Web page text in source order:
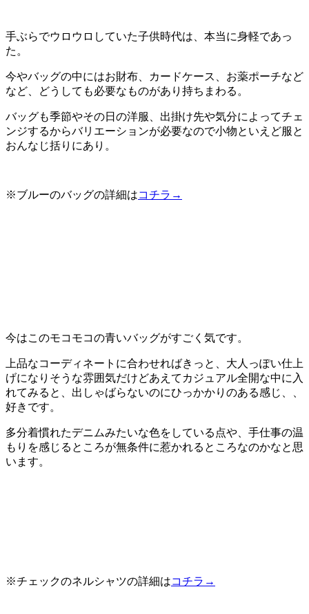
手ぶらでウロウロしていた子供時代は、本当に身軽であっ
た。
今やバッグの中にはお財布、カードケース、お薬ポーチなど
など、どうしても必要なものがあり持ちまわる。
バッグも季節やその日の洋服、出掛け先や気分によってチェ
ンジするからバリエーションが必要なので小物といえど服と
おんなじ括りにあり。
※ブルーのバッグの詳細はコチラ→
今はこのモコモコの青いバッグがすごく気です。
上品なコーディネートに合わせればきっと、大人っぽい仕上
げになりそうな雰囲気だけどあえてカジュアル全開な中に入
れてみると、出しゃばらないのにひっかかりのある感じ、、
好きです。
多分着慣れたデニムみたいな色をしている点や、手仕事の温
もりを感じるところが無条件に惹かれるところなのかなと思
います。
※チェックのネルシャツの詳細はコチラ→